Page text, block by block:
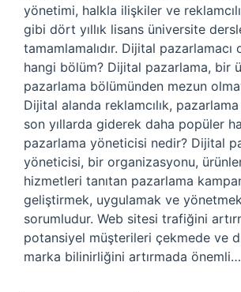
yönetimi, halkla ilişkiler ve
gibi dört yıllık lisans üniversite
tamamlamalıdır. Dijital pazarlamacı
hangi bölüm? Dijital pazarlama, bir
pazarlama bölümünden mezun
Dijital alanda reklamcılık, pazarlama
son yıllarda giderek daha popüler
pazarlama yöneticisi nedir? Dijital
yöneticisi, bir organizasyonu,
hizmetleri tanıtan pazarlama
geliştirmek, uygulamak ve
sorumludur. Web sitesi trafiğini
potansiyel müşterileri çekmede ve
marka bilinirliğini artırmada önemli…